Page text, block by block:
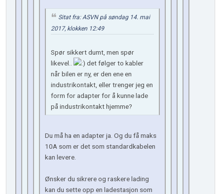
Sitat fra: ASVN på søndag 14. mai
2017, klokken 12:49
Spør sikkert dumt, men spør
likevel..
det følger to kabler
når bilen er ny, er den ene en
industrikontakt, eller trenger jeg en
form for adapter for å kunne lade
på industrikontakt hjemme?
Du må ha en adapter ja. Og du få maks
10A som er det som standardkabelen
kan levere.
Ønsker du sikrere og raskere lading
kan du sette opp en ladestasjon som